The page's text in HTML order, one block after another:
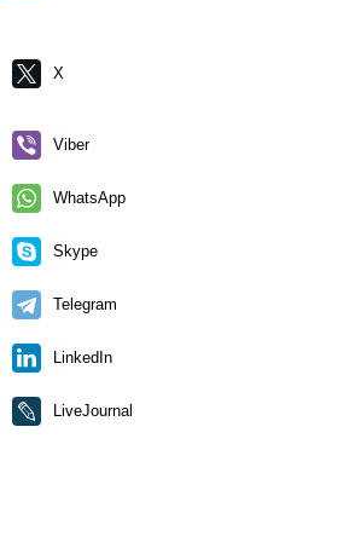
X
Viber
WhatsApp
Skype
Telegram
LinkedIn
LiveJournal